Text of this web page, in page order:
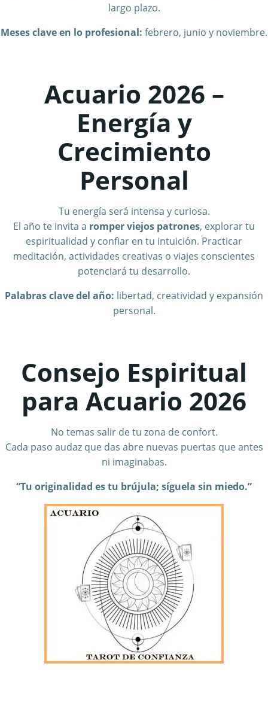
largo plazo.
Meses clave en lo profesional: febrero, junio y noviembre.
Acuario 2026 –
Energía y
Crecimiento
Personal
Tu energía será intensa y curiosa.
El año te invita a romper viejos patrones, explorar tu
espiritualidad y confiar en tu intuición. Practicar
meditación, actividades creativas o viajes conscientes
potenciará tu desarrollo.
Palabras clave del año: libertad, creatividad y expansión
personal.
Consejo Espiritual
para Acuario 2026
No temas salir de tu zona de confort.
Cada paso audaz que das abre nuevas puertas que antes
ni imaginabas.
“Tu originalidad es tu brújula; síguela sin miedo.”